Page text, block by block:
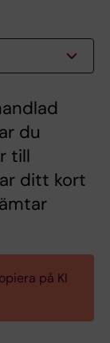
du
till
ditt kort
på KI